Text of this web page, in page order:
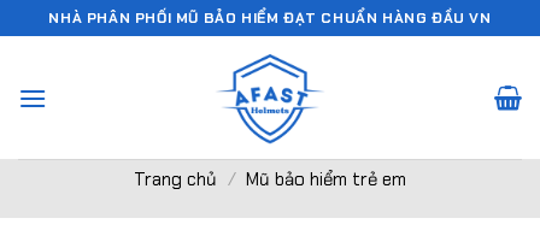
Chuyển
đến
dung
NHÀ PHÂN PHỐI MŨ BẢO HIỂM ĐẠT CHUẨN HÀNG ĐẦU VN
Trang chủ / Mũ bảo hiểm trẻ em